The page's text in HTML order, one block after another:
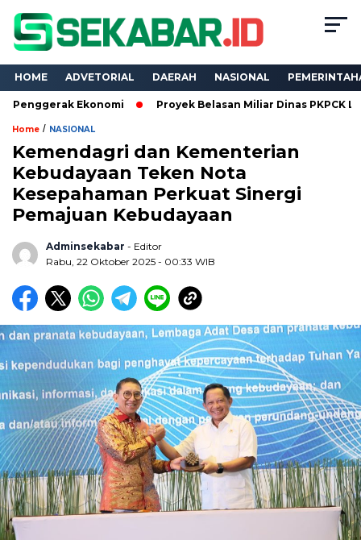
HOME ADVETORIAL DAERAH NASIONAL
Ekonomi Proyek Belasan Miliar Dinas PKPCK Lampung
Home / NASIONAL
Kemendagri dan Kementerian
Kebudayaan Teken Nota
Kesepahaman Perkuat Sinergi
Pemajuan Kebudayaan
Adminsekabar - Editor
Rabu, 22 Oktober 2025 - 00:33 WIB